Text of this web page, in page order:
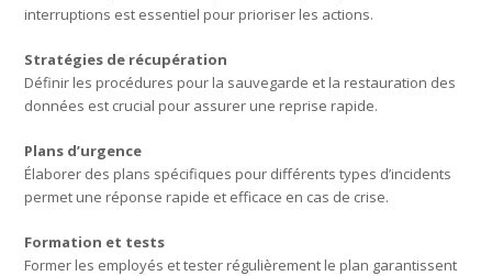
interruptions est essentiel pour prioriser les actions.
Stratégies de récupération
Définir les procédures pour la sauvegarde et la restauration des
données est crucial pour assurer une reprise rapide.
Plans d’urgence
Élaborer des plans spécifiques pour différents types d’incidents
permet une réponse rapide et efficace en cas de crise.
Formation et tests
Former les employés et tester régulièrement le plan garantissent